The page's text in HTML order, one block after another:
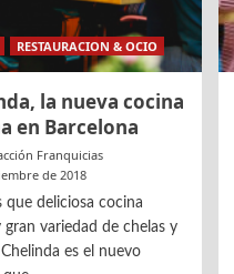
RESTAURACION & OCIO
la nueva cocina
en Barcelona
Franquicias
de 2018
que deliciosa cocina
gran variedad de chelas y
es el nuevo